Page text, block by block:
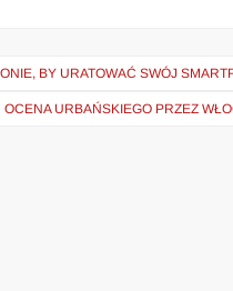
BY URATOWAĆ SWÓJ
OCENA URBAŃSKIEGO PRZEZ